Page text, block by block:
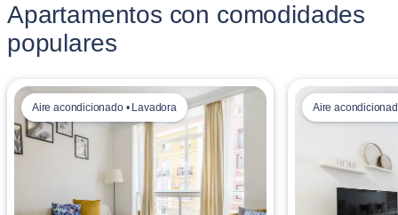
Apartamentos con comodidades
populares
Aire acondicionado • Lavadora Aire